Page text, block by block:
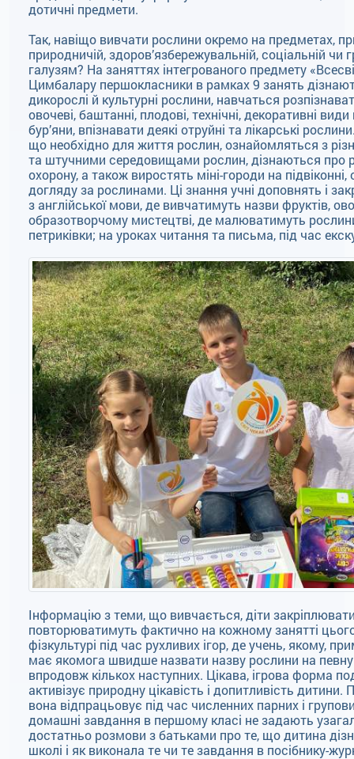
дотичні предмети.
Так, навіщо вивчати рослини окремо на предметах,
природничій, здоров’язбережувальній, соціальній чи
галузям? На заняттях інтегрованого предмету
Цимбалару першокласники в рамках 9 занять
дикорослі й культурні рослини, навчаться
овочеві, баштанні, плодові, технічні, декоративні
бур’яни, впізнавати деякі отруйні та лікарські
що необхідно для життя рослин, ознайомляться з
та штучними середовищами рослин, дізнаються про
охорону, а також виростять міні-городи на
догляду за рослинами. Ці знання учні доповнять і
з англійської мови, де вивчатимуть назви фруктів,
образотворчому мистецтві, де малюватимуть
петриківки; на уроках читання та письма, під час
Інформацію з теми, що вивчається, діти
повторюватимуть фактично на кожному занятті
фізкультурі під час рухливих ігор, де учень, якому,
має якомога швидше назвати назву рослини на певну
впродовж кількох наступних. Цікава, ігрова форма
активізує природну цікавість і допитливість дитини.
вона відпрацьовує під час численних парних і
домашні завдання в першому класі не задають
достатньо розмови з батьками про те, що дитина
школі і як виконала те чи те завдання в посібнику-